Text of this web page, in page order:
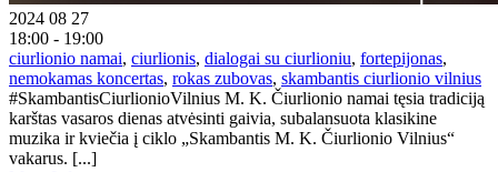
2024 08 27
18:00 - 19:00
ciurlionio namai, ciurlionis, dialogai su ciurlioniu, fortepijonas,
nemokamas koncertas, rokas zubovas, skambantis ciurlionio vilnius
#SkambantisCiurlionioVilnius M. K. Čiurlionio namai tęsia tradiciją
karštas vasaros dienas atvėsinti gaivia, subalansuota klasikine
muzika ir kviečia į ciklo „Skambantis M. K. Čiurlionio Vilnius“
vakarus. [...]